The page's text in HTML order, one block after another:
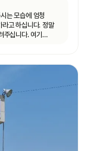
주십니다. 여기